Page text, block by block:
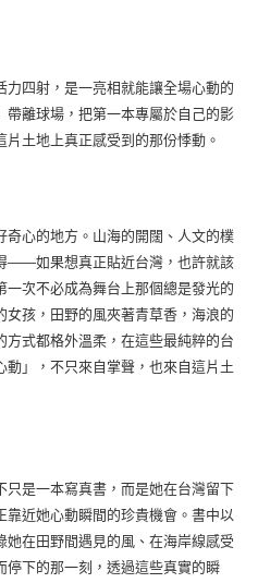
四射，是一亮相就能讓全場心動的
離球場，把第一本專屬於自己的影
土地上真正感受到的那份悸動。
奇心的地方。山海的開闊、人文的樸
——如果想真正貼近台灣，也許就該
次不必成為舞台上那個總是發光的
女孩，田野的風夾著青草香，海浪的
式都格外溫柔，在這些最純粹的台
」，不只來自掌聲，也來自這片土
只是一本寫真書，而是她在台灣留下
近她心動瞬間的珍貴機會。書中以
在田野間遇見的風、在海岸線感受
停下的那一刻，透過這些真實的瞬